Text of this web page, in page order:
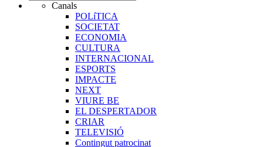
Canals
POLíTICA
SOCIETAT
ECONOMIA
CULTURA
INTERNACIONAL
ESPORTS
IMPACTE
NEXT
VIURE BE
EL DESPERTADOR
CRIAR
TELEVISIÓ
Contingut patrocinat